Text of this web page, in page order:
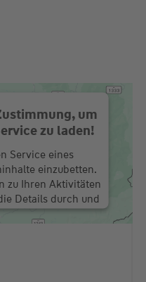
um
zu laden!
Service eines
einzubetten.
zu Ihren Aktivitäten
Details durch und
des Service zu, um